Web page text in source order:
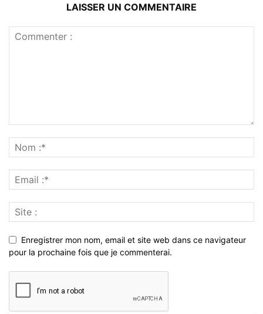
LAISSER UN COMMENTAIRE
Enregistrer mon nom, email et site web dans ce navigateur
pour la prochaine fois que je commenterai.